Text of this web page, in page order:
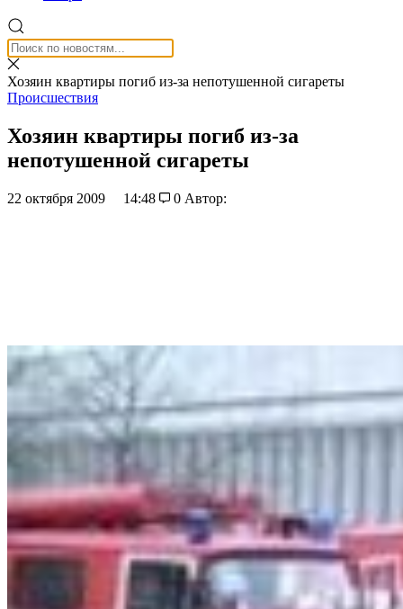
Хозяин квартиры погиб из-за непотушенной сигареты
Происшествия
Хозяин квартиры погиб из-за
непотушенной сигареты
22 октября 2009 14:48 0 Автор: